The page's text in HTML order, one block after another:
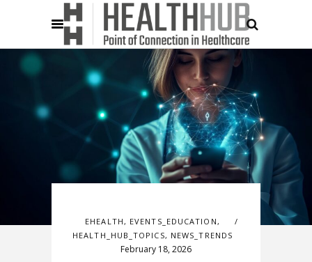
EHEALTH , EVENTS_EDUCATION ,
HEALTH_HUB_TOPICS, NEWS_TRENDS
February 18, 2026